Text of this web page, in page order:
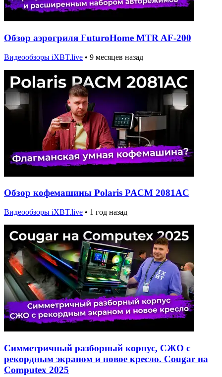
Обзор аэрогриля FuturoHome MTR AF-200
Видеообзоры iXBT.live • 9 месяцев назад
Обзор кофемашины Polaris PACM 2081AC
Видеообзоры iXBT.live • 1 год назад
Симметричный разборный корпус, СЖО с
рекордным экраном и новое кресло. Cougar на
Computex 2025